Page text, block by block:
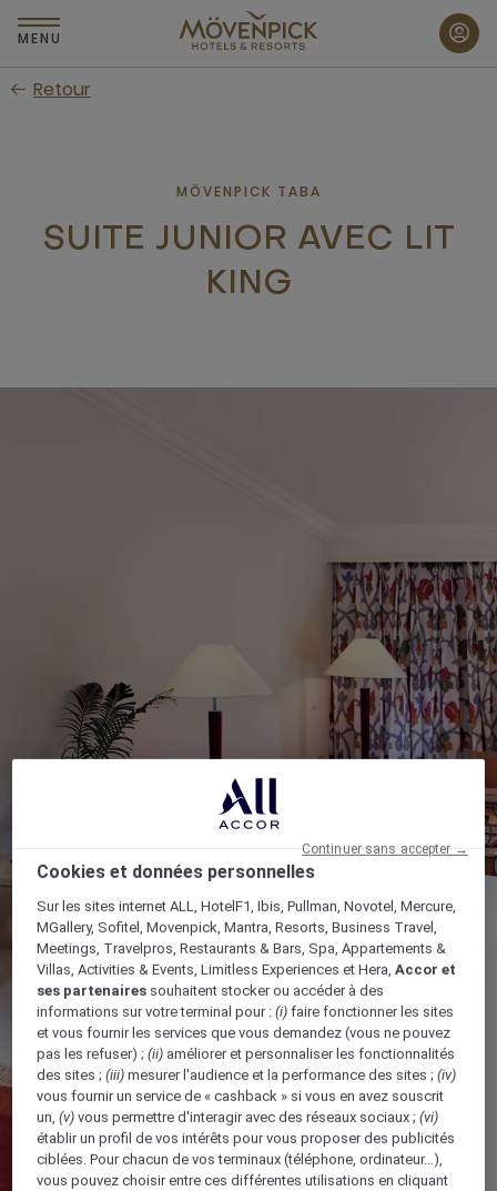
Passer
au
principal
MENU
Retour
MÖVENPICK TABA
SUITE JUNIOR AVEC LIT
KING
Cookies et données personnelles
Sur les sites internet ALL, HotelF1, Ibis, Pullman, Novotel, Mercure,
MGallery, Sofitel, Movenpick, Mantra, Resorts, Business Travel,
Meetings, Travelpros, Restaurants & Bars, Spa, Appartements &
Villas, Activities & Events, Limitless Experiences et Hera,Accor et
ses partenaires souhaitent stocker ou accéder à des
informations sur votre terminal pour :(i) faire fonctionner les sites
et vous fournir les services que vous demandez (vous ne pouvez
pas les refuser) ;(ii) améliorer et personnaliser les fonctionnalités
des sites ;(iii) mesurer l'audience et la performance des sites ;(iv)
vous fournir un service de « cashback » si vous en avez souscrit
un,(v) vous permettre d'interagir avec des réseaux sociaux ;(vi)
établir un profil de vos intérêts pour vous proposer des publicités
ciblées. Pour chacun de vos terminaux (téléphone, ordinateur…),
vous pouvez choisir entre ces différentes utilisations en cliquant
Continuer sans accepter →